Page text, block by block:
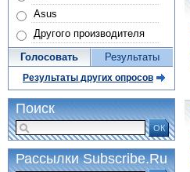
Asus
Другого производителя
Голосовать Результаты
Результаты других опросов
Поиск
ОК
Рассылки Subscribe.Ru